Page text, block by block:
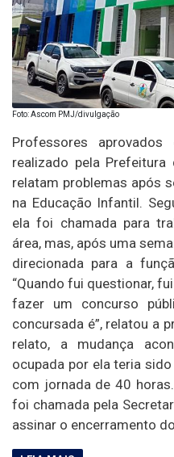
Foto: Ascom PMJ/divulgação
Professores
realizado pela
relatam problemas após
na Educação Infantil.
ela foi chamada para
área, mas, após uma
direcionada para a
“Quando fui questionar,
fazer um concurso
concursada é”, relatou a
relato, a mudança
ocupada por ela teria
com jornada de 40
foi chamada pela
assinar o encerramento